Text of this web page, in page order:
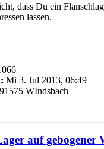
dass Du ein
lassen.
Mi 3. Jul 2013, 06:49
91575 WIndsbach
auf gebogener